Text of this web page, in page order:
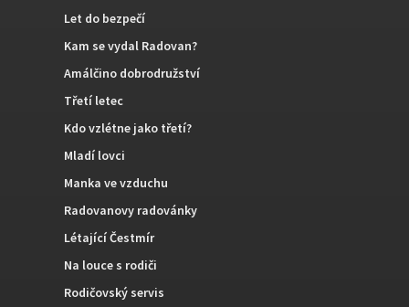
Let do bezpečí
Kam se vydal Radovan?
Amálčino dobrodružství
Třetí letec
Kdo vzlétne jako třetí?
Mladí lovci
Manka ve vzduchu
Radovanovy radovánky
Létající Čestmír
Na louce s rodiči
Rodičovský servis